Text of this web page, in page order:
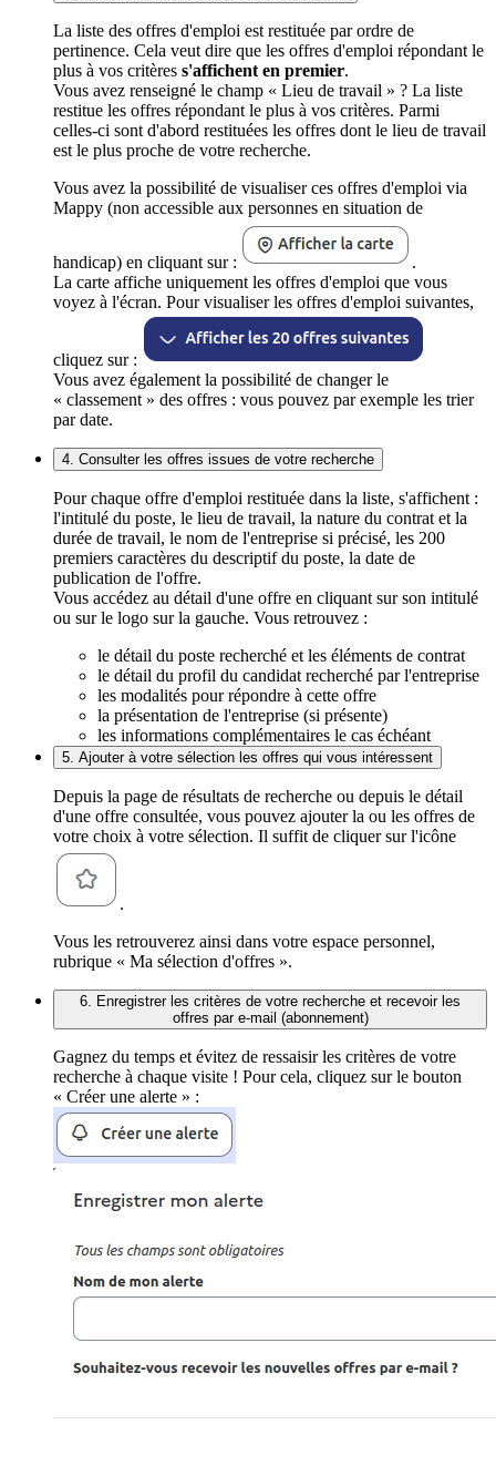
La liste des offres d'emploi est restituée par ordre de
pertinence. Cela veut dire que les offres d'emploi répondant le
plus à vos critères s'affichent en premier.
Vous avez renseigné le champ « Lieu de travail » ? La liste
restitue les offres répondant le plus à vos critères. Parmi
celles-ci sont d'abord restituées les offres dont le lieu de travail
est le plus proche de votre recherche.
Vous avez la possibilité de visualiser ces offres d'emploi via
Mappy (non accessible aux personnes en situation de
handicap) en cliquant sur :
.
La carte affiche uniquement les offres d'emploi que vous
voyez à l'écran. Pour visualiser les offres d'emploi suivantes,
cliquez sur :
Vous avez également la possibilité de changer le
« classement » des offres : vous pouvez par exemple les trier
par date.
4. Consulter les offres issues de votre recherche
Pour chaque offre d'emploi restituée dans la liste, s'affichent :
l'intitulé du poste, le lieu de travail, la nature du contrat et la
durée de travail, le nom de l'entreprise si précisé, les 200
premiers caractères du descriptif du poste, la date de
publication de l'offre.
Vous accédez au détail d'une offre en cliquant sur son intitulé
ou sur le logo sur la gauche. Vous retrouvez :
le détail du poste recherché et les éléments de contrat
le détail du profil du candidat recherché par l'entreprise
les modalités pour répondre à cette offre
la présentation de l'entreprise (si présente)
les informations complémentaires le cas échéant
5. Ajouter à votre sélection les offres qui vous intéressent
Depuis la page de résultats de recherche ou depuis le détail
d'une offre consultée, vous pouvez ajouter la ou les offres de
votre choix à votre sélection. Il suffit de cliquer sur l'icône
.
Vous les retrouverez ainsi dans votre espace personnel,
rubrique « Ma sélection d'offres ».
6. Enregistrer les critères de votre recherche et recevoir les
offres par e-mail (abonnement)
Gagnez du temps et évitez de ressaisir les critères de votre
recherche à chaque visite ! Pour cela, cliquez sur le bouton
« Créer une alerte » :